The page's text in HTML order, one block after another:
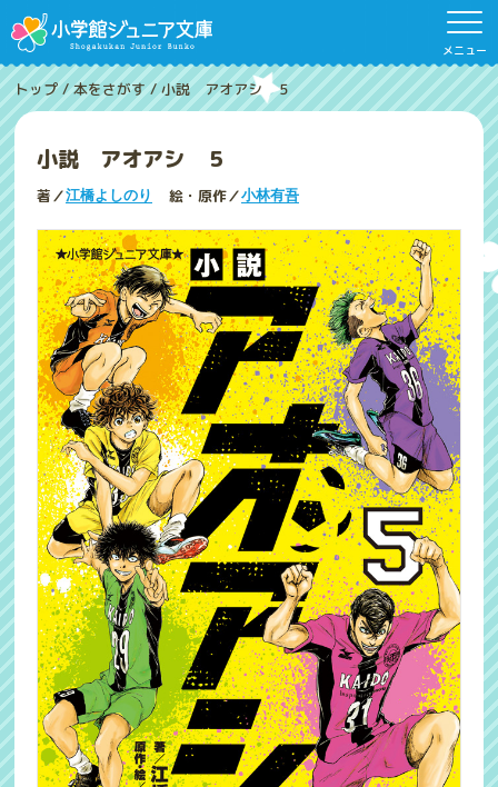
メニュー
トップ /本をさがす /小説 アオアシ ５
小説 アオアシ ５
著／江橋よしのり 絵・原作／小林有吾